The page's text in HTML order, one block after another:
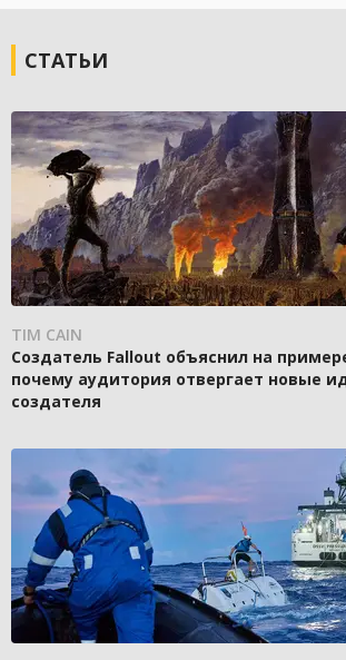
СТАТЬИ
TIM CAIN
Создатель Fallout объяснил на
почему аудитория отвергает новые
создателя